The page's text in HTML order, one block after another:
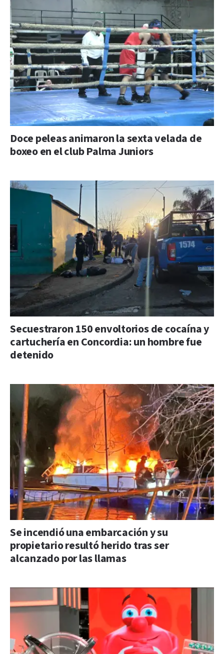
Doce peleas animaron la sexta velada de
boxeo en el club Palma Juniors
Secuestraron 150 envoltorios de cocaína y
cartuchería en Concordia: un hombre fue
detenido
Se incendió una embarcación y su
propietario resultó herido tras ser
alcanzado por las llamas